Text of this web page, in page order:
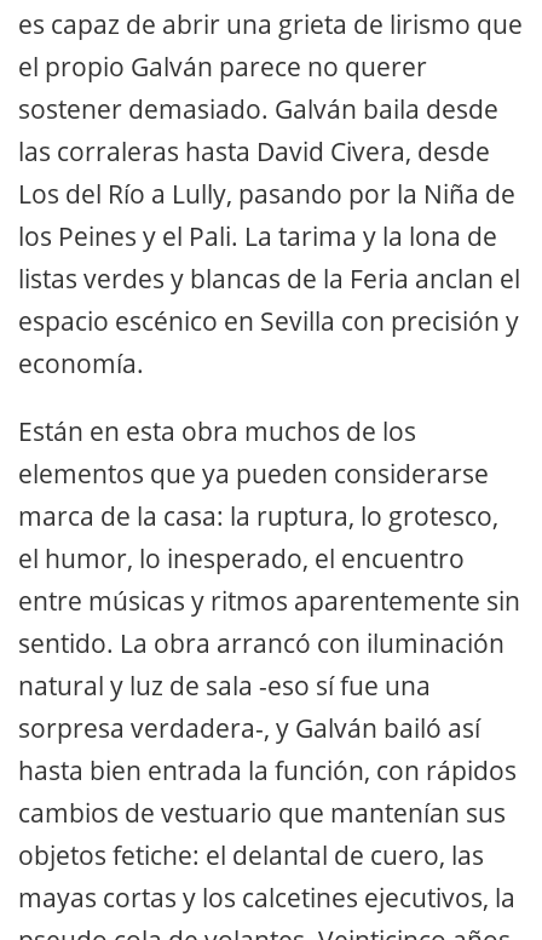
es capaz de abrir una grieta de lirismo que
el propio Galván parece no querer
sostener demasiado. Galván baila desde
las corraleras hasta David Civera, desde
Los del Río a Lully, pasando por la Niña de
los Peines y el Pali. La tarima y la lona de
listas verdes y blancas de la Feria anclan el
espacio escénico en Sevilla con precisión y
economía.
Están en esta obra muchos de los
elementos que ya pueden considerarse
marca de la casa: la ruptura, lo grotesco,
el humor, lo inesperado, el encuentro
entre músicas y ritmos aparentemente sin
sentido. La obra arrancó con iluminación
natural y luz de sala -eso sí fue una
sorpresa verdadera-, y Galván bailó así
hasta bien entrada la función, con rápidos
cambios de vestuario que mantenían sus
objetos fetiche: el delantal de cuero, las
mayas cortas y los calcetines ejecutivos, la